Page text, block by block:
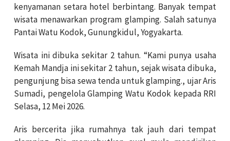
kenyamanan setara hotel berbintang. Banyak tempat
wisata menawarkan program glamping. Salah satunya
Pantai Watu Kodok, Gunungkidul, Yogyakarta.
Wisata ini dibuka sekitar 2 tahun. “Kami punya usaha
Kemah Mandja ini sekitar 2 tahun, sejak wisata dibuka,
pengunjung bisa sewa tenda untuk glamping., ujar Aris
Sumadi, pengelola Glamping Watu Kodok kepada RRI
Selasa, 12 Mei 2026.
Aris bercerita jika rumahnya tak jauh dari tempat